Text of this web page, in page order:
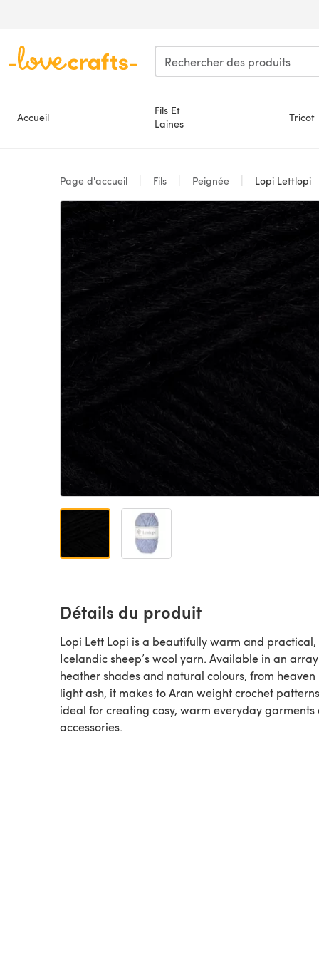
Accueil
Fils Et
Laines
Tricot
Page d'accueil Fils Peignée Lopi Lettlopi
Détails du produit
Lopi Lett Lopi is a beautifully warm and practical,
Icelandic sheep’s wool yarn. Available in an
heather shades and natural colours, from heaven
light ash, it makes to Aran weight crochet
ideal for creating cosy, warm everyday garments
accessories.